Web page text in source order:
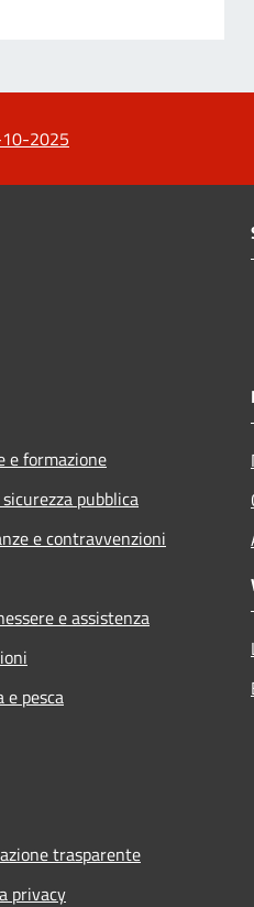
10-2025
e formazione
pubblica
e contravvenzioni
e assistenza
pesca
trasparente
privacy